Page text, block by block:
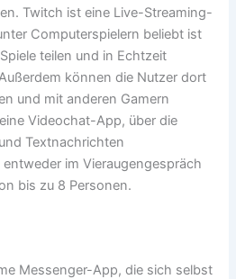
Twitch ist eine Live-Streaming-
Computerspielern beliebt ist
teilen und in Echtzeit
können die Nutzer dort
und mit anderen Gamern
Videochat-App, über die
Textnachrichten
im Vieraugengespräch
bis zu 8 Personen.
Messenger-App, die sich selbst